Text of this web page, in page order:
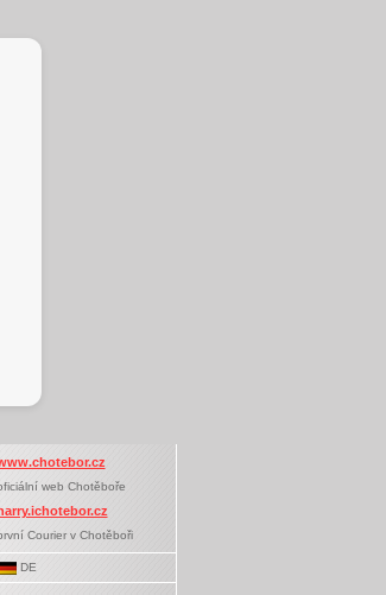
web Chotěboře
Courier v Chotěboři
DE